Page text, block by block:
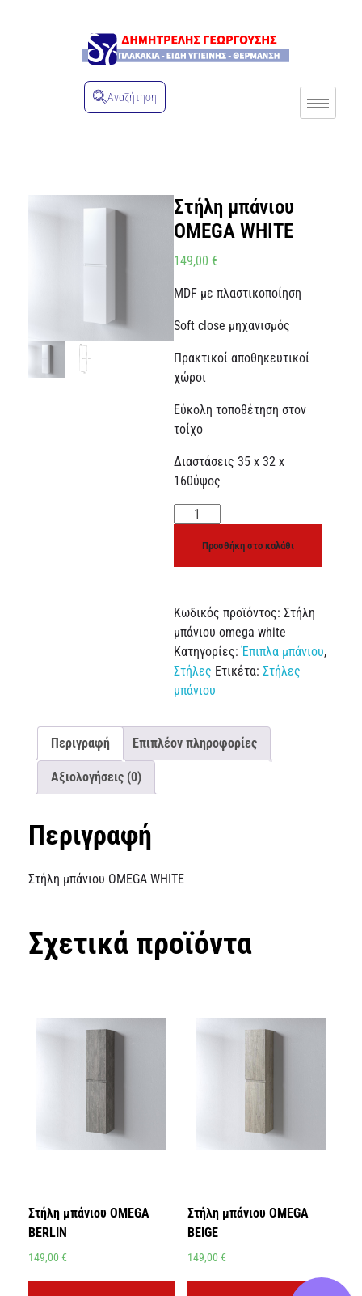
Αναζήτηση
Στήλη μπάνιου
OMEGA WHITE
149,00 €
MDF με πλαστικοποίηση
Soft close μηχανισμός
Πρακτικοί αποθηκευτικοί
χώροι
Εύκολη τοποθέτηση στον
τοίχο
Διαστάσεις 35 x 32 x
160ύψος
Προσθήκη στο καλάθι
Κωδικός προϊόντος: Στήλη
μπάνιου omega white
Κατηγορίες:Έπιπλα μπάνιου,
Στήλες Ετικέτα: Στήλες
μπάνιου
Περιγραφή Επιπλέον πληροφορίες
Αξιολογήσεις (0)
Περιγραφή
Στήλη μπάνιου OMEGA WHITE
Σχετικά προϊόντα
Στήλη μπάνιου OMEGA
BERLIN
149,00 €
Στήλη μπάνιου OMEGA
BEIGE
149,00 €